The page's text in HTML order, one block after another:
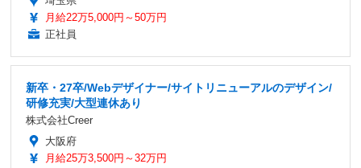
月給22万5,000円～50万円
正社員
新卒・27卒/Webデザイナー/サイトリニューアルのデザイン/
研修充実/大型連休あり
株式会社Creer
大阪府
月給25万3,500円～32万円